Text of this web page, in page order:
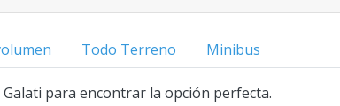
Todo Terreno Minibus
para encontrar la opción perfecta.